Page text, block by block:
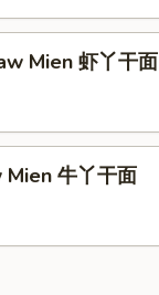
Mien 虾丫干面
牛丫干面